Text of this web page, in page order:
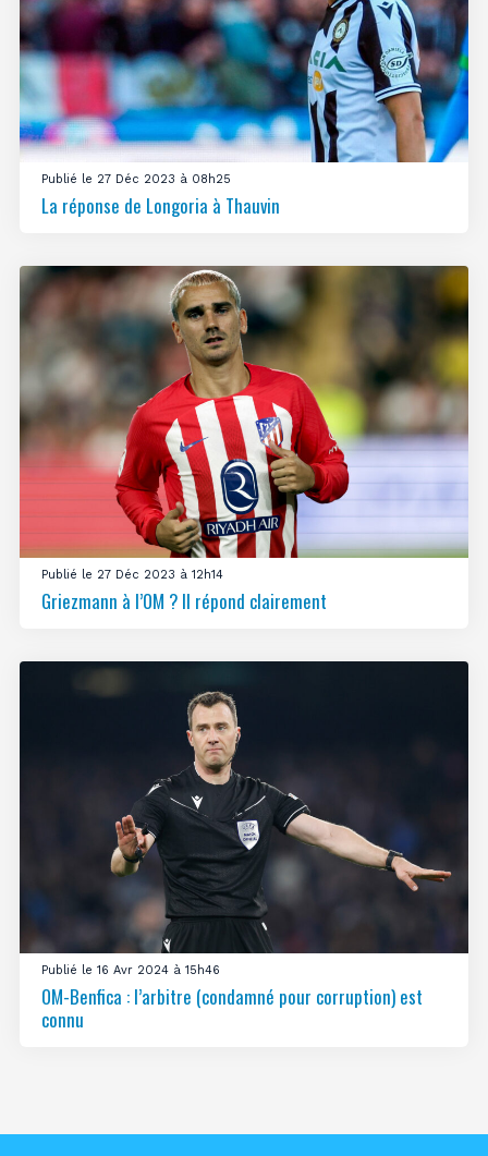
Publié le 27 Déc 2023 à 08h25
La réponse de Longoria à Thauvin
Publié le 27 Déc 2023 à 12h14
Griezmann à l’OM ? Il répond clairement
Publié le 16 Avr 2024 à 15h46
OM-Benfica : l’arbitre (condamné pour corruption) est
connu